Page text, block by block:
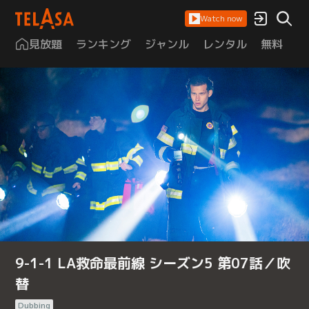
Watch now
見放題 ランキング ジャンル レンタル 無料
9-1-1 LA救命最前線 シーズン5 第07話／吹
替
Dubbing